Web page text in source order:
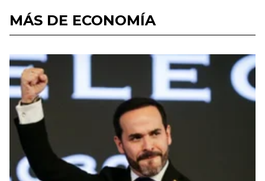
MÁS DE ECONOMÍA